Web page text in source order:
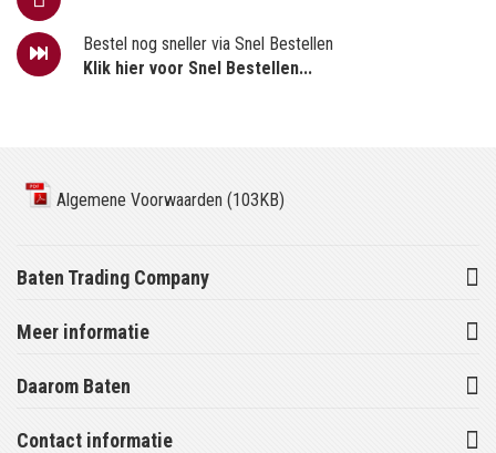
Bestel nog sneller via Snel Bestellen
Klik hier voor Snel Bestellen...
Algemene Voorwaarden (103KB)
Baten Trading Company
Meer informatie
Daarom Baten
Contact informatie